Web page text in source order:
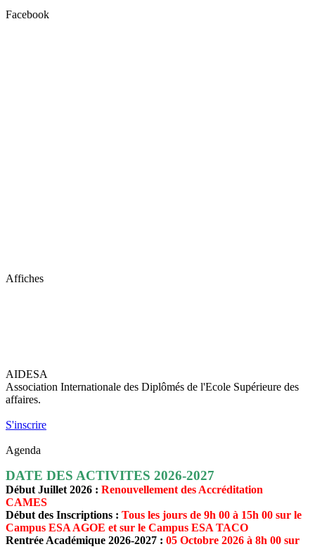
Facebook
Affiches
AIDESA
Association Internationale des Diplômés de l'Ecole Supérieure des
affaires.
S'inscrire
Agenda
DATE DES ACTIVITES 2026-2027
Début Juillet 2026 : Renouvellement des Accréditation
CAMES
Début des Inscriptions : Tous les jours de 9h 00 à 15h 00 sur le
Campus ESA AGOE et sur le Campus ESA TACO
Rentrée Académique 2026-2027 : 05 Octobre 2026 à 8h 00 sur